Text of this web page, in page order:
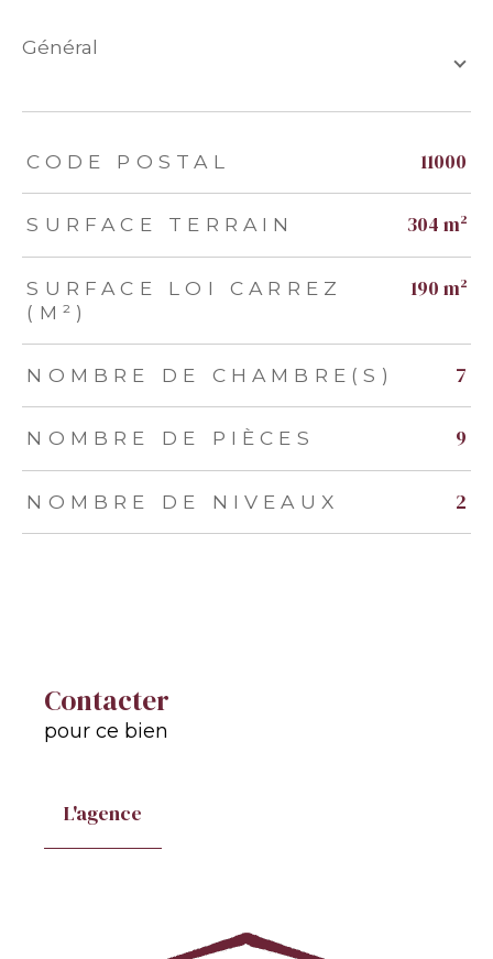
général
TRAD_ZEPHYR_Caracteristique TRAD_ZEPHYR_Valeurs
CODE POSTAL 11000
SURFACE TERRAIN 304 m²
SURFACE LOI CARREZ
(M²)
190 m²
NOMBRE DE CHAMBRE(S) 7
NOMBRE DE PIÈCES 9
NOMBRE DE NIVEAUX 2
Contacter
pour ce bien
L'agence